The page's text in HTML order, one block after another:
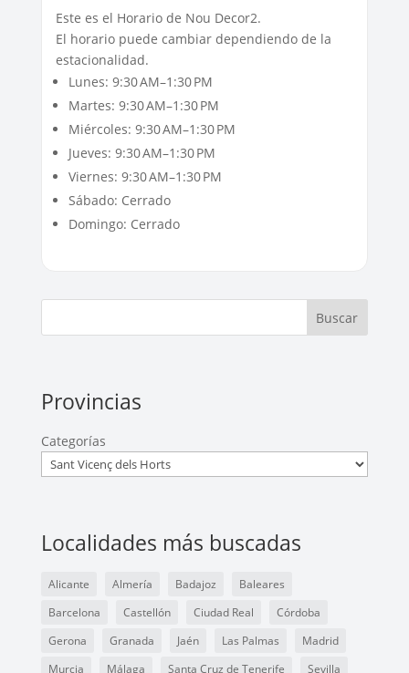
Este es el Horario de Nou Decor2.
El horario puede cambiar dependiendo de la
estacionalidad.
Lunes: 9:30 AM–1:30 PM
Martes: 9:30 AM–1:30 PM
Miércoles: 9:30 AM–1:30 PM
Jueves: 9:30 AM–1:30 PM
Viernes: 9:30 AM–1:30 PM
Sábado: Cerrado
Domingo: Cerrado
Buscar
Provincias
Categorías
Localidades más buscadas
Alicante Almería Badajoz
Baleares
Barcelona
Castellón Ciudad Real
Córdoba
Gerona
Granada Jaén Las Palmas
Madrid
Murcia
Málaga Santa Cruz de Tenerife Sevilla